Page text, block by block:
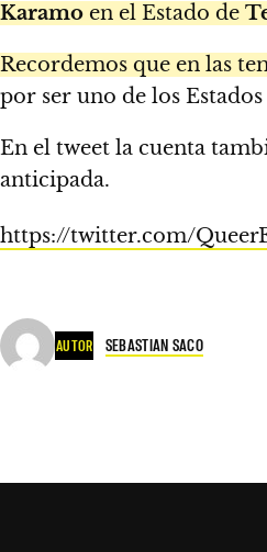
Karamo en el Estado de
Recordemos que en las
por ser uno de los
En el tweet la cuenta
anticipada.
https://twitter.com/
AUTOR SEBASTIAN SACO